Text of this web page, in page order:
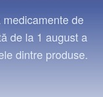
de
de la 1 august a
dintre produse.